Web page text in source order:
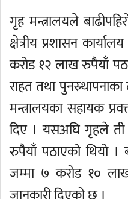
गृह मन्त्रालयले
क्षेत्रीय प्रशासन
करोड १२ लाख रुपैयाँ
राहत तथा
मन्त्रालयका सहायक
दिए । यसअघि गृहले
रुपैयाँ पठाएको थियो ।
जम्मा ७ करोड १०